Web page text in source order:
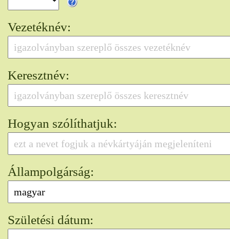
Vezetéknév:
Keresztnév:
Hogyan szólíthatjuk:
Állampolgárság:
Születési dátum: